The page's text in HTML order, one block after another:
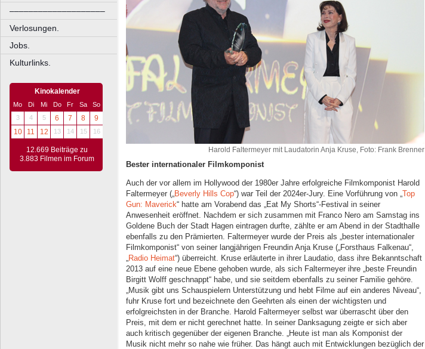
––––––––––––––––––––
Verlosungen.
Jobs.
Kulturlinks.
Kinokalender
Mo Di Mi Do Fr Sa
So
3
4 5 6 7 8
9
10
11 12 13 14 15 16
12.669 Beiträge zu
3.883 Filmen im Forum
Harold Faltermeyer mit Laudatorin Anja Kruse, Foto: Frank Brenner
Bester internationaler Filmkomponist
Auch der vor allem im Hollywood der 1980er Jahre erfolgreiche Filmkomponist Harold
Faltermeyer („ Beverly Hills Cop“) war Teil der 2024er-Jury. Eine Vorführung von „ Top
Gun: Maverick“ hatte am Vorabend das „Eat My Shorts“-Festival in seiner
Anwesenheit eröffnet. Nachdem er sich zusammen mit Franco Nero am Samstag ins
Goldene Buch der Stadt Hagen eintragen durfte, zählte er am Abend in der Stadthalle
ebenfalls zu den Prämierten. Faltermeyer wurde der Preis als „bester internationaler
Filmkomponist“ von seiner langjährigen Freundin Anja Kruse („Forsthaus Falkenau“,
Radio Heimat“) überreicht. Kruse erläuterte in ihrer Laudatio, dass ihre Bekanntschaft
2013 auf eine neue Ebene gehoben wurde, als sich Faltermeyer ihre „beste Freundin
Birgitt Wolff geschnappt“ habe, und sie seitdem ebenfalls zu seiner Familie gehöre.
„Musik gibt uns Schauspielern Unterstützung und hebt Filme auf ein anderes Niveau“,
fuhr Kruse fort und bezeichnete den Geehrten als einen der wichtigsten und
erfolgreichsten in der Branche. Harold Faltermeyer selbst war überrascht über den
Preis, mit dem er nicht gerechnet hatte. In seiner Danksagung zeigte er sich aber
auch kritisch gegenüber der eigenen Branche. „Heute ist man als Komponist der
Musik nicht mehr so nahe wie früher. Das hängt auch mit Entwicklungen bezüglich der